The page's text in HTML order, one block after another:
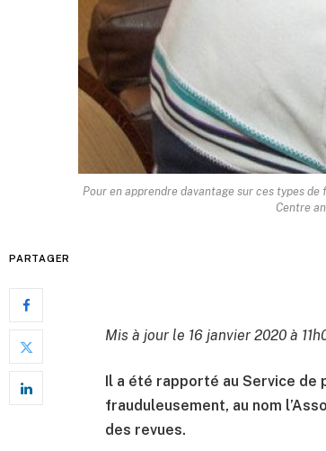
Pour en apprendre davantage sur ces types
Centre
PARTAGER
Mis à jour le 16 janvier 2020 à
Il a été rapporté au Service de
frauduleusement, au nom
des revues.